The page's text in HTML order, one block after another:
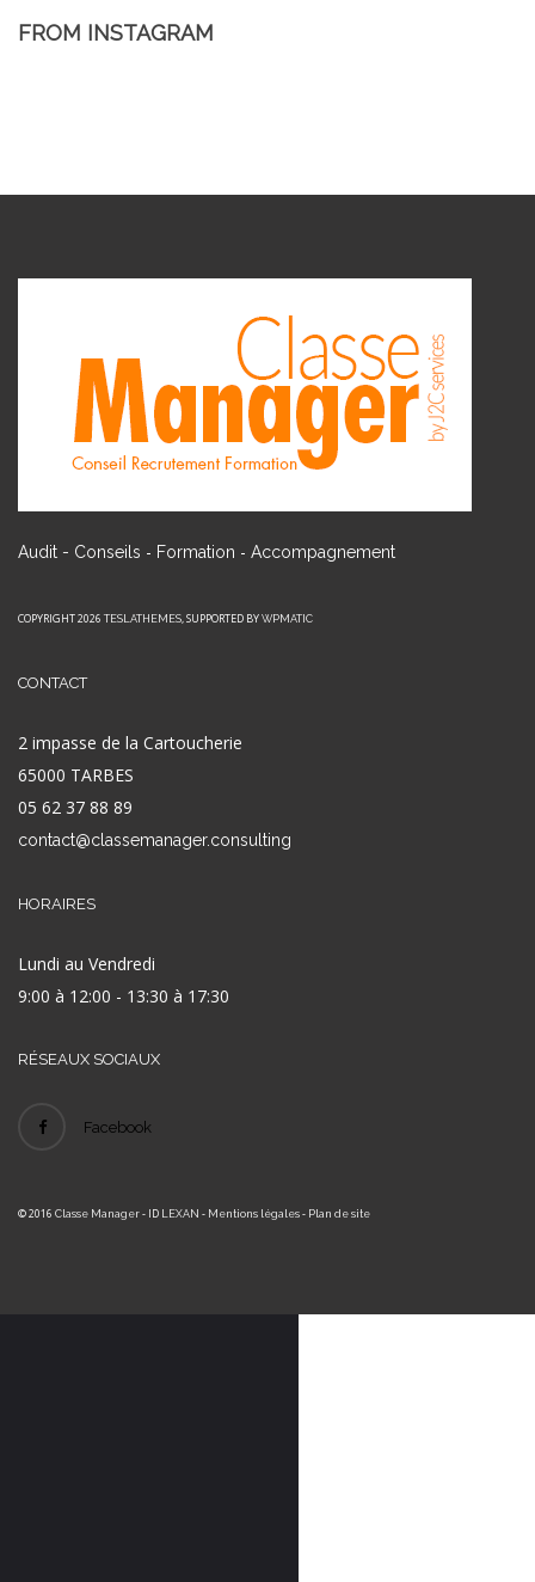
FROM INSTAGRAM
Audit - Conseils - Formation - Accompagnement
COPYRIGHT 2026 TESLATHEMES, SUPPORTED BY WPMATIC
CONTACT
2 impasse de la Cartoucherie
65000 TARBES
05 62 37 88 89
contact@classemanager.consulting
HORAIRES
Lundi au Vendredi
9:00 à 12:00 - 13:30 à 17:30
RÉSEAUX SOCIAUX
Facebook
© 2016 Classe Manager - ID LEXAN - Mentions légales - Plan de site